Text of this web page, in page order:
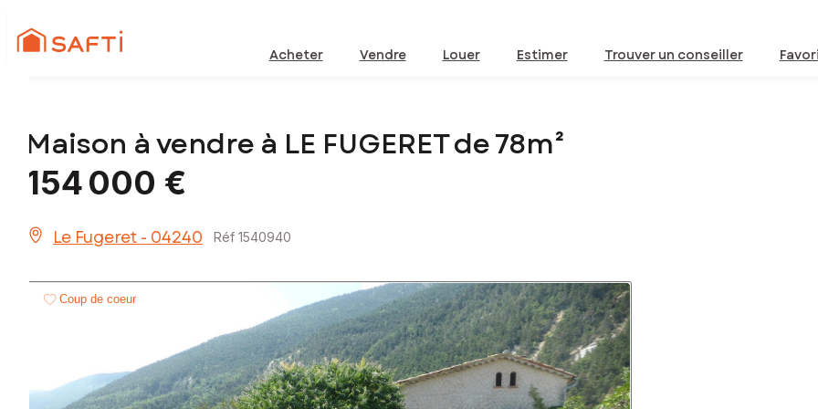
Acheter Vendre Louer Estimer Trouver un conseiller
Maison à vendre à LE FUGERET de 78m²
154 000 €
Le Fugeret - 04240 Réf 1540940
Coup de coeur